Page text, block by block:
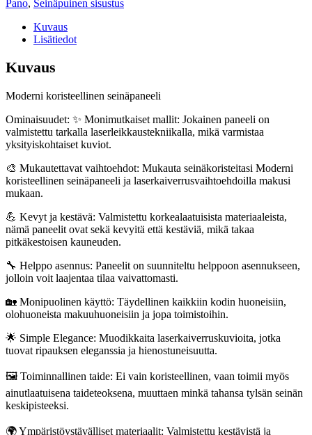
Pano, Seinäpuinen sisustus
Kuvaus
Lisätiedot
Kuvaus
Moderni koristeellinen seinäpaneeli
Ominaisuudet: ✨ Monimutkaiset mallit: Jokainen paneeli on
valmistettu tarkalla laserleikkaustekniikalla, mikä varmistaa
yksityiskohtaiset kuviot.
🎨 Mukautettavat vaihtoehdot: Mukauta seinäkoristeitasi Moderni
koristeellinen seinäpaneeli ja laserkaiverrusvaihtoehdoilla makusi
mukaan.
💪 Kevyt ja kestävä: Valmistettu korkealaatuisista materiaaleista,
nämä paneelit ovat sekä kevyitä että kestäviä, mikä takaa
pitkäkestoisen kauneuden.
🔧 Helppo asennus: Paneelit on suunniteltu helppoon asennukseen,
jolloin voit laajentaa tilaa vaivattomasti.
🏡 Monipuolinen käyttö: Täydellinen kaikkiin kodin huoneisiin,
olohuoneista makuuhuoneisiin ja jopa toimistoihin.
🌟 Simple Elegance: Muodikkaita laserkaiverruskuvioita, jotka
tuovat ripauksen eleganssia ja hienostuneisuutta.
🖼️ Toiminnallinen taide: Ei vain koristeellinen, vaan toimii myös
ainutlaatuisena taideteoksena, muuttaen minkä tahansa tylsän seinän
keskipisteeksi.
🌍 Ympäristöystävälliset materiaalit: Valmistettu kestävistä ja